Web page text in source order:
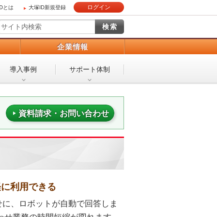
とは 大塚ID新規登録 ログイン
企業情報
導入事例 サポート体制
資料請求・お問い合わせ
利用できる
、ロボットが自動で回答しま